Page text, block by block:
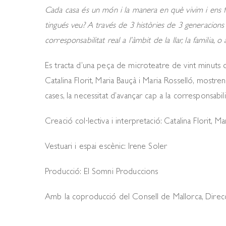
Cada casa és un món i la manera en què vivim i
tingués veu? A través de 3 històries de 3
corresponsabilitat real a l’àmbit de la llar, la familia, o
Es tracta d’una peça de microteatre de vint
Catalina Florit, Maria Bauçà i Maria Rosselló,
cases, la necessitat d’avançar cap a la
Creació col·lectiva i interpretació: Catalina Florit,
Vestuari i espai escènic: Irene Soler
Producció: El Somni Produccions
Amb la coproducció del Consell de Mallorca,